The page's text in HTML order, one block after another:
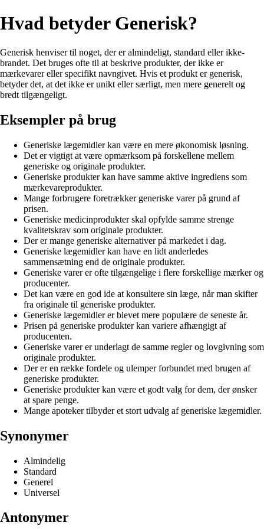
Hvad betyder Generisk?
Generisk henviser til noget, der er almindeligt, standard eller ikke-
brandet. Det bruges ofte til at beskrive produkter, der ikke er
mærkevarer eller specifikt navngivet. Hvis et produkt er generisk,
betyder det, at det ikke er unikt eller særligt, men mere generelt og
bredt tilgængeligt.
Eksempler på brug
Generiske lægemidler kan være en mere økonomisk løsning.
Det er vigtigt at være opmærksom på forskellene mellem
generiske og originale produkter.
Generiske produkter kan have samme aktive ingrediens som
mærkevareprodukter.
Mange forbrugere foretrækker generiske varer på grund af
prisen.
Generiske medicinprodukter skal opfylde samme strenge
kvalitetskrav som originale produkter.
Der er mange generiske alternativer på markedet i dag.
Generiske lægemidler kan have en lidt anderledes
sammensætning end de originale produkter.
Generiske varer er ofte tilgængelige i flere forskellige mærker og
producenter.
Det kan være en god ide at konsultere sin læge, når man skifter
fra originale til generiske produkter.
Generiske lægemidler er blevet mere populære de seneste år.
Prisen på generiske produkter kan variere afhængigt af
producenten.
Generiske varer er underlagt de samme regler og lovgivning som
originale produkter.
Der er en række fordele og ulemper forbundet med brugen af
generiske produkter.
Generiske produkter kan være et godt valg for dem, der ønsker
at spare penge.
Mange apoteker tilbyder et stort udvalg af generiske lægemidler.
Synonymer
Almindelig
Standard
Generel
Universel
Antonymer